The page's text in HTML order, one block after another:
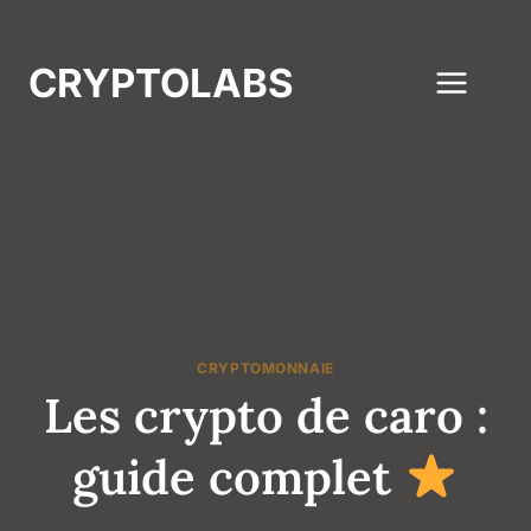
contenu
CRYPTOLABS
CRYPTOMONNAIE
Les crypto de caro :
guide complet